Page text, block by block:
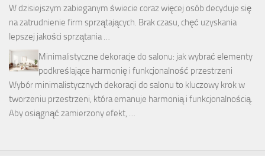
W dzisiejszym zabieganym świecie coraz więcej osób decyduje się
na zatrudnienie firm sprzątających. Brak czasu, chęć uzyskania
lepszej jakości sprzątania …
Minimalistyczne dekoracje do salonu: jak wybrać elementy
podkreślające harmonię i funkcjonalność przestrzeni
Wybór minimalistycznych dekoracji do salonu to kluczowy krok w
tworzeniu przestrzeni, która emanuje harmonią i funkcjonalnością.
Aby osiągnąć zamierzony efekt, …